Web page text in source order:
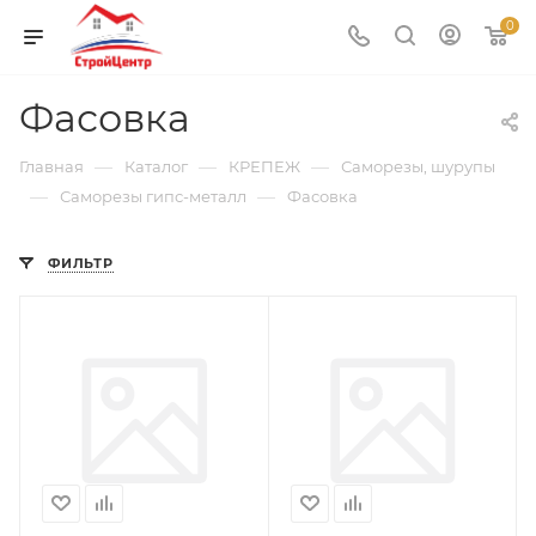
0
Фасовка
Главная — Каталог — КРЕПЕЖ — Саморезы, шурупы
— Саморезы гипс-металл — Фасовка
ФИЛЬТР